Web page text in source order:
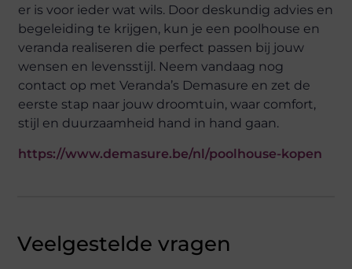
er is voor ieder wat wils. Door deskundig advies en
begeleiding te krijgen, kun je een poolhouse en
veranda realiseren die perfect passen bij jouw
wensen en levensstijl. Neem vandaag nog
contact op met Veranda’s Demasure en zet de
eerste stap naar jouw droomtuin, waar comfort,
stijl en duurzaamheid hand in hand gaan.
https://www.demasure.be/nl/poolhouse-kopen
Veelgestelde vragen